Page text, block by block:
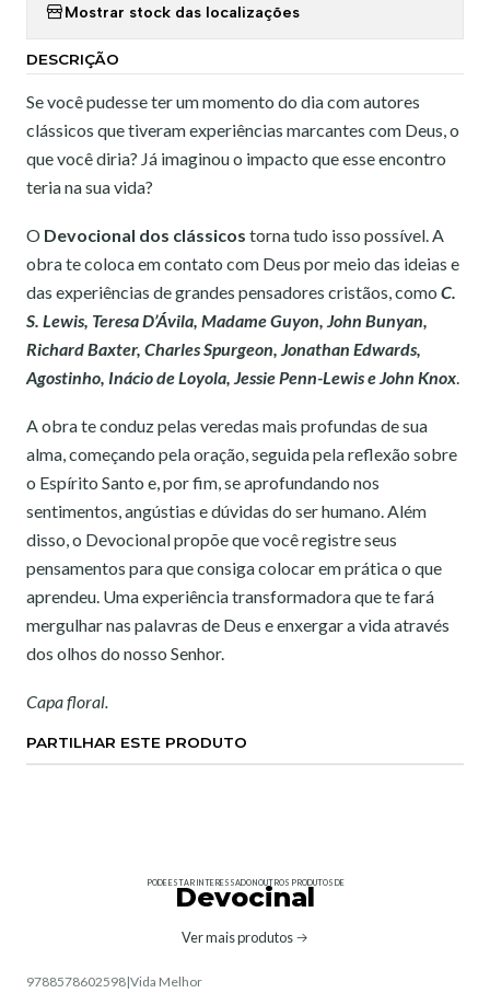
Mostrar stock das localizações
DESCRIÇÃO
Se você pudesse ter um momento do dia com autores
clássicos que tiveram experiências marcantes com Deus, o
que você diria? Já imaginou o impacto que esse encontro
teria na sua vida?
O Devocional dos clássicos torna tudo isso possível. A
obra te coloca em contato com Deus por meio das ideias e
das experiências de grandes pensadores cristãos, como C.
S. Lewis, Teresa D’Ávila, Madame Guyon, John Bunyan,
Richard Baxter, Charles Spurgeon, Jonathan Edwards,
Agostinho, Inácio de Loyola, Jessie Penn-Lewis e John Knox.
A obra te conduz pelas veredas mais profundas de sua
alma, começando pela oração, seguida pela reflexão sobre
o Espírito Santo e, por fim, se aprofundando nos
sentimentos, angústias e dúvidas do ser humano. Além
disso, o Devocional propõe que você registre seus
pensamentos para que consiga colocar em prática o que
aprendeu. Uma experiência transformadora que te fará
mergulhar nas palavras de Deus e enxergar a vida através
dos olhos do nosso Senhor.
Capa floral.
PARTILHAR ESTE PRODUTO
PODE ESTAR INTERESSADO NOUTROS PRODUTOS DE
Devocinal
Ver mais produtos
9788578602598|Vida Melhor